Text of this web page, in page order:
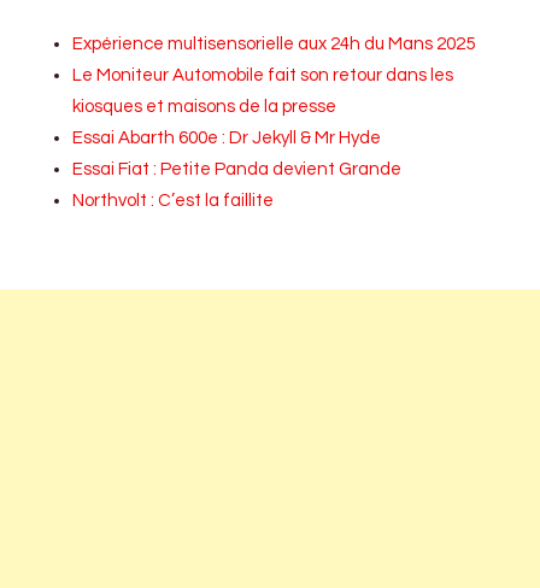
Expérience multisensorielle aux 24h du Mans 2025
Le Moniteur Automobile fait son retour dans les
kiosques et maisons de la presse
Essai Abarth 600e : Dr Jekyll & Mr Hyde
Essai Fiat : Petite Panda devient Grande
Northvolt : C’est la faillite